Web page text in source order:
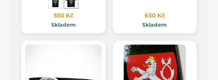
550 Kč
Skladem
650 Kč
Skladem